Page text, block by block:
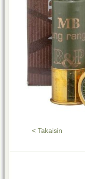
< Takaisin